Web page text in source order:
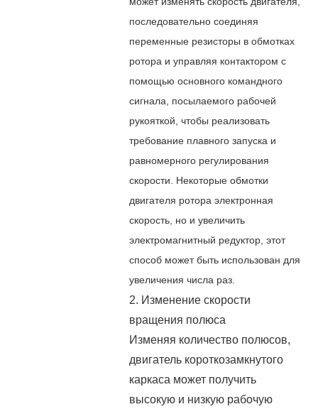
последовательно соединяя
переменные резисторы в обмотках
ротора и управляя контактором с
помощью основного командного
сигнала, посылаемого рабочей
рукояткой, чтобы реализовать
требование плавного запуска и
равномерного регулирования
скорости. Некоторые обмотки
двигателя ротора электронная
скорость, но и увеличить
электромагнитный редуктор, этот
способ может быть использован для
увеличения числа раз.
2. Изменение скорости
вращения полюса
Изменяя количество полюсов,
двигатель короткозамкнутого
каркаса может получить
высокую и низкую рабочую